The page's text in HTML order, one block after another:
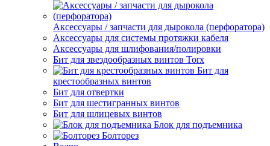
Аксессуары / запчасти для дырокола (перфоратора)
Аксессуары для системы протяжки кабеля
Аксессуары для шлифования/полировки
Бит для звездообразных винтов Torx
Бит для
крестообразных винтов
Бит для отвертки
Бит для шестигранных винтов
Бит для шлицевых винтов
Блок для подъемника
Болторез